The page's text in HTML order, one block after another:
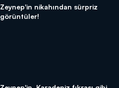
Zeynep'in nikahından sürpriz
görüntüler!